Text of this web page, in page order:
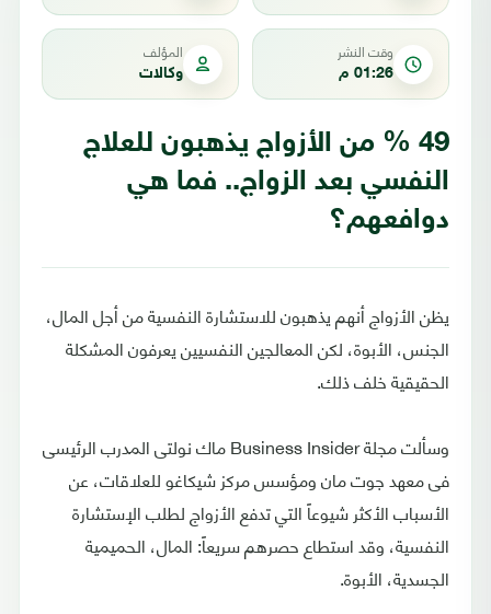
وقت النشر
01:26 م
المؤلف
وكالات
49 % من الأزواج يذهبون للعلاج
النفسي بعد الزواج.. فما هي
دوافعهم؟
يظن الأزواج أنهم يذهبون للاستشارة النفسية من أجل المال،
الجنس، الأبوة، لكن المعالجين النفسيين يعرفون المشكلة
الحقيقية خلف ذلك.
وسألت مجلة Business Insider ماك نولتى المدرب الرئيسى
فى معهد جوت مان ومؤسس مركز شيكاغو للعلاقات، عن
الأسباب الأكثر شيوعاً التي تدفع الأزواج لطلب الإستشارة
النفسية، وقد استطاع حصرهم سريعاً: المال، الحميمية
الجسدية، الأبوة.